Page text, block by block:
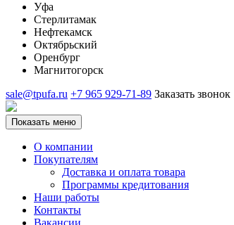
Уфа
Стерлитамак
Нефтекамск
Октябрьский
Оренбург
Магнитогорск
sale@tpufa.ru +7 965 929-71-89 Заказать звонок
Показать меню
О компании
Покупателям
Доставка и оплата товара
Программы кредитования
Наши работы
Контакты
Вакансии